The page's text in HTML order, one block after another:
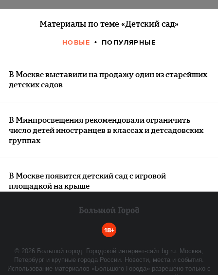
Материалы по теме «Детский сад»
НОВЫЕ ПОПУЛЯРНЫЕ
В Москве выставили на продажу один из старейших
детских садов
В Минпросвещения рекомендовали ограничить
число детей иностранцев в классах и детсадовских
группах
В Москве появится детский сад с игровой
площадкой на крыше
18+
© 2026 Большой город. Городской интернет-сайт bg.ru. Москва,
Петербург и крупные города России. Новости, места и события.
Использование материалов «Большого Города» разрешено только с